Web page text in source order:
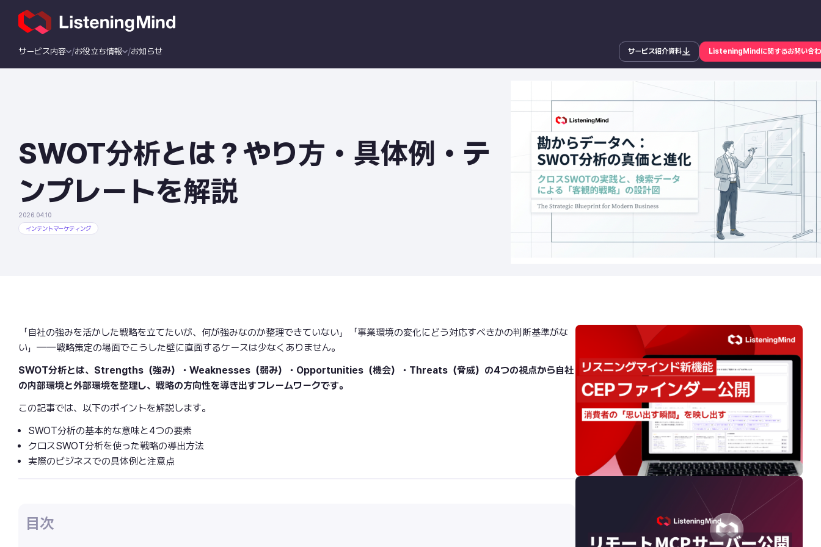
サービス内容 お役立ち情報 お知らせ サービス紹介資料 ListeningMindに関するお問い合
SWOT分析とは？やり方・具体例・テ
ンプレートを解説
2026.04.10
インテントマーケティング
「自社の強みを活かした戦略を立てたいが、何が強みなのか整理できていない」「事業環境の変化にどう対応すべきかの判断基準がな
い」——戦略策定の場面でこうした壁に直面するケースは少なくありません。
SWOT分析とは、Strengths（強み）・Weaknesses（弱み）・Opportunities（機会）・Threats（脅威）の4つの視点から自社
の内部環境と外部環境を整理し、戦略の方向性を導き出すフレームワークです。
この記事では、以下のポイントを解説します。
SWOT分析の基本的な意味と4つの要素
クロスSWOT分析を使った戦略の導出方法
実際のビジネスでの具体例と注意点